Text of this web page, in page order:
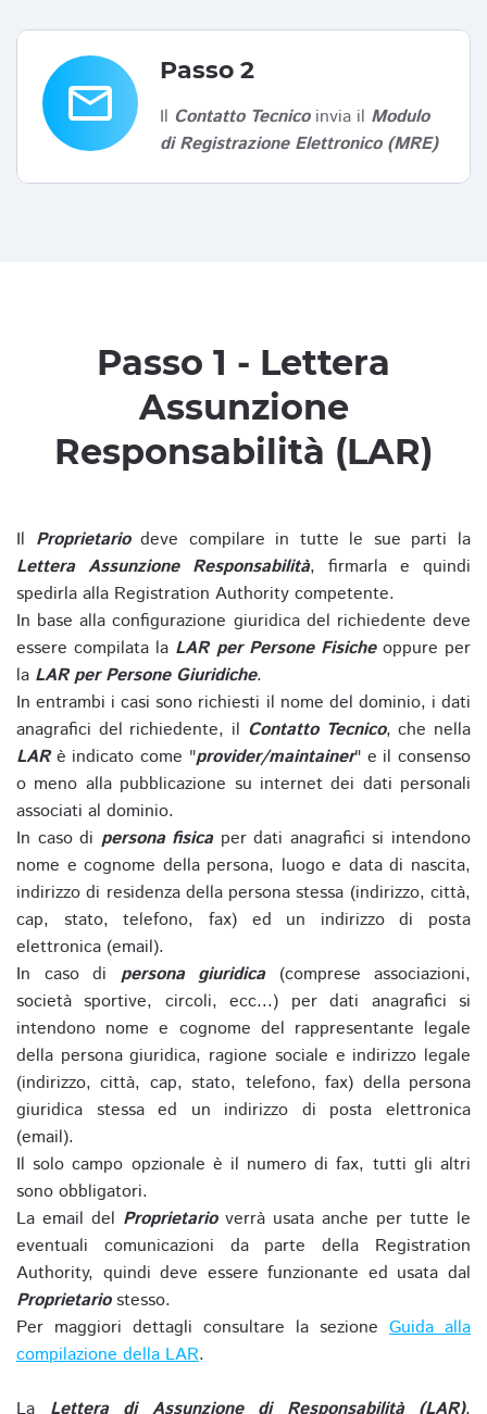
email
Passo 2
Il Contatto Tecnicoinvia il Modulo
di Registrazione Elettronico (MRE)
Passo 1 - Lettera
Assunzione
Responsabilità (LAR)
Il Proprietariodeve compilare in tutte le sue parti la
Lettera Assunzione Responsabilità, firmarla e quindi
spedirla alla Registration Authority competente.
In base alla configurazione giuridica del richiedente deve
essere compilata la LAR per Persone Fisicheoppure per
la LAR per Persone Giuridiche.
In entrambi i casi sono richiesti il nome del dominio, i dati
anagrafici del richiedente, il Contatto Tecnico, che nella
LARè indicato come "provider/maintainer" e il consenso
o meno alla pubblicazione su internet dei dati personali
associati al dominio.
In caso di persona fisicaper dati anagrafici si intendono
nome e cognome della persona, luogo e data di nascita,
indirizzo di residenza della persona stessa (indirizzo, città,
cap, stato, telefono, fax) ed un indirizzo di posta
elettronica (email).
In caso di persona giuridica(comprese associazioni,
società sportive, circoli, ecc...) per dati anagrafici si
intendono nome e cognome del rappresentante legale
della persona giuridica, ragione sociale e indirizzo legale
(indirizzo, città, cap, stato, telefono, fax) della persona
giuridica stessa ed un indirizzo di posta elettronica
(email).
Il solo campo opzionale è il numero di fax, tutti gli altri
sono obbligatori.
La email del Proprietarioverrà usata anche per tutte le
eventuali comunicazioni da parte della Registration
Authority, quindi deve essere funzionante ed usata dal
Proprietariostesso.
Per maggiori dettagli consultare la sezione Guida alla
compilazione della LAR.